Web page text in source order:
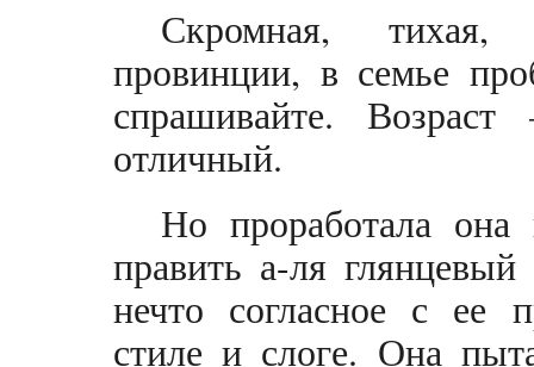
Скромная,
провинции, в семье
спрашивайте.
отличный.
Но проработала она
править а-ля
нечто согласное с ее
стиле и слоге. Она